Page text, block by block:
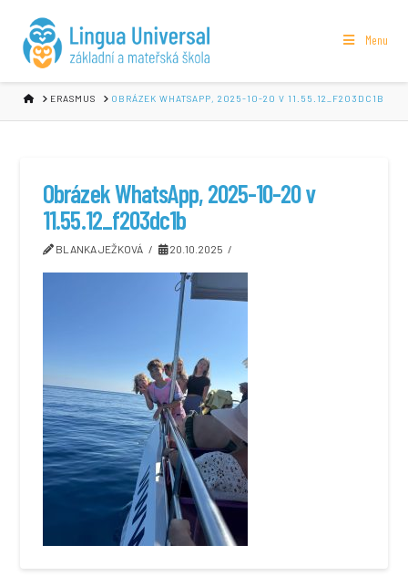
Menu
HOMEERASMUS OBRÁZEK WHATSAPP, 2025-10-20 V 11.55.12_F203DC1B
Obrázek WhatsApp, 2025-10-20 v
11.55.12_f203dc1b
BLANKA JEŽKOVÁ 20.10.2025